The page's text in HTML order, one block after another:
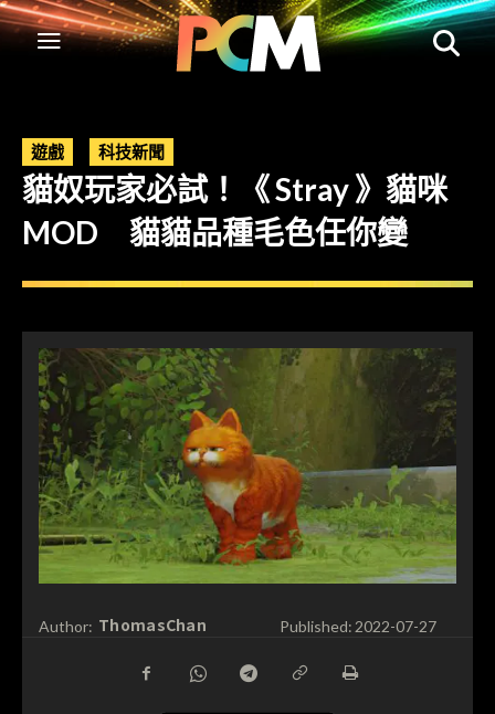
遊戲 科技新聞
貓奴玩家必試！《 Stray 》貓咪
MOD 貓貓品種毛色任你變
Author: ThomasChan Published: 2022-07-27